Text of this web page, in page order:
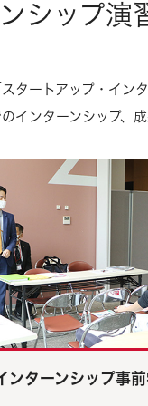
シップ演
タートアップ・イ
インターンシップ、
ンターンシップ事